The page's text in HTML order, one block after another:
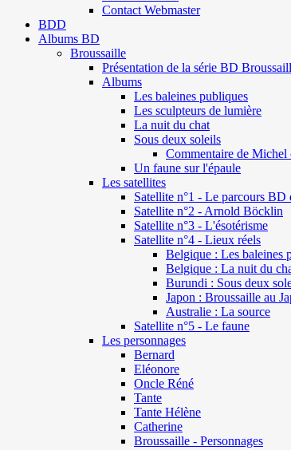
Contact Webmaster
BDD
Albums BD
Broussaille
Présentation de la série BD
Albums
Les baleines publiques
Les sculpteurs de lumière
La nuit du chat
Sous deux soleils
Commentaire de
Un faune sur l'épaule
Les satellites
Satellite n°1 - Le parcours BD
Satellite n°2 - Arnold Böcklin
Satellite n°3 - L'ésotérisme
Satellite n°4 - Lieux réels
Belgique : Les baleines
Belgique : La nuit du
Burundi : Sous deux
Japon : Broussaille au
Australie : La source
Satellite n°5 - Le faune
Les personnages
Bernard
Eléonore
Oncle Réné
Tante
Tante Hélène
Catherine
Broussaille - Personnages